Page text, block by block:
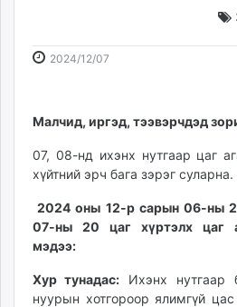
Gogo.mn
caak.mn
zindaa.mn
tovch.mn
ikon.mn
mnb.mn
Livetv.mn
Eguur.mn
24tsag.mn
shuud.mn
2024/12/07
11:03:48
15:26:51
Малчид, иргэд, тээвэрчдэд
07, 08-нд ихэнх нутгаар цаг
хүйтний эрч бага зэрэг суларна.
2024 оны 12-р сарын 06-ны
07-ны 20 цаг хүртэлх цаг
мэдээ:
Хур тунадас: Ихэнх нутгаар
нуурын хотгороор ялимгүй